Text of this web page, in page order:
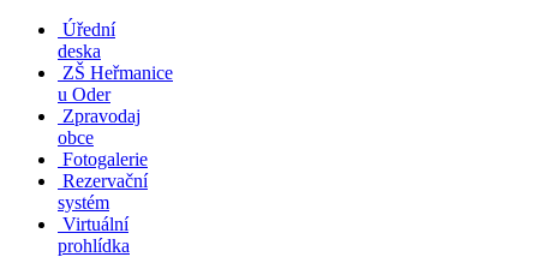
Úřední
deska
ZŠ Heřmanice
u Oder
Zpravodaj
obce
Fotogalerie
Rezervační
systém
Virtuální
prohlídka